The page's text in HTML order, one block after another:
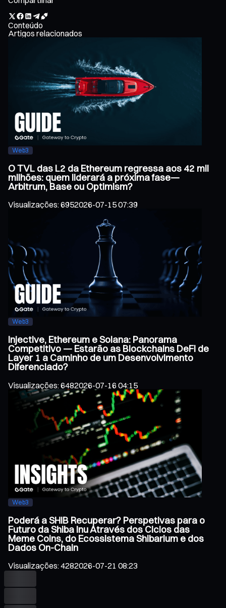
Conteúdo
Artigos relacionados
Web3
O TVL das L2 da Ethereum regressa aos 42 mil
milhões: quem liderará a próxima fase—
Arbitrum, Base ou Optimism?
Visualizações:6952026-07-15 07:39
Web3
Injective, Ethereum e Solana: Panorama
Competitivo — Estarão as Blockchains DeFi de
Layer 1 a Caminho de um Desenvolvimento
Diferenciado?
Visualizações:6482026-07-16 04:15
Web3
Poderá a SHIB Recuperar? Perspetivas para o
Futuro da Shiba Inu Através dos Ciclos das
Meme Coins, do Ecossistema Shibarium e dos
Dados On-Chain
Visualizações:4282026-07-21 08:23